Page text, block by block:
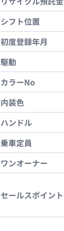
シフト位置
初度登録年月
駆動
カラーNo
内装色
ハンドル
乗車定員
ワンオーナー
セールスポイント